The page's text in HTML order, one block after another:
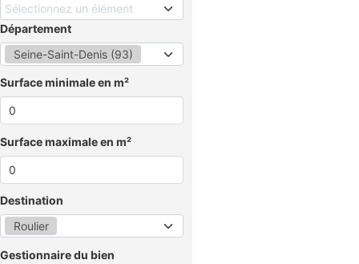
Sélectionnez un élément
Département
Seine-Saint-Denis (93)
Surface minimale en m²
Surface maximale en m²
Destination
Roulier
Gestionnaire du bien